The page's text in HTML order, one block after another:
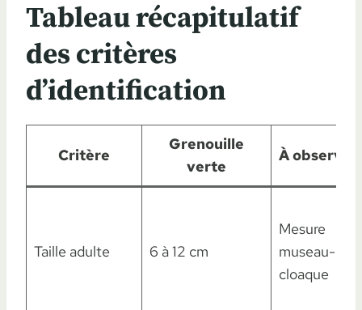
Tableau récapitulatif
des critères
d’identification
Critère
Grenouille
verte
À observer
Taille adulte 6 à 12 cm
Mesure
museau-
cloaque